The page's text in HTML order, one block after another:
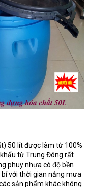
50 lít được làm từ 100%
từ Trung Đông rất
phuy nhựa có độ bền
với thời gian nắng mưa
sản phẩm khác không